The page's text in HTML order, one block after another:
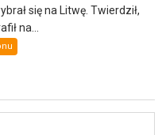
się na Litwę. Twierdził,
na...